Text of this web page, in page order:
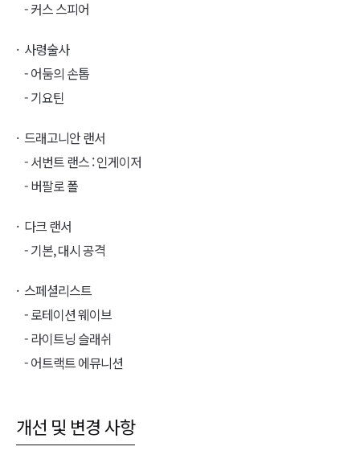
- 커스 스피어
사령술사
- 어둠의 손톱
- 기요틴
드래고니안 랜서
- 서번트 랜스 : 인게이저
- 버팔로 폴
다크 랜서
- 기본, 대시 공격
스페셜리스트
- 로테이션 웨이브
- 라이트닝 슬래쉬
- 어트랙트 에뮤니션
개선 및 변경 사항